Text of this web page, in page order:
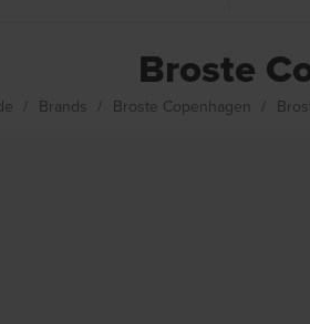
Broste
Brands Broste Copenhagen